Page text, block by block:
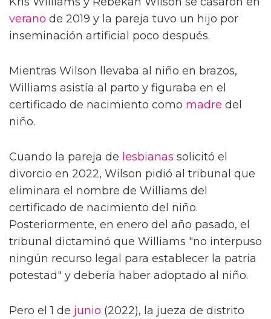
verano de 2019 y la pareja tuvo un hijo por
inseminación artificial poco después.
Mientras Wilson llevaba al niño en brazos,
Williams asistía al parto y figuraba en el
certificado de nacimiento como madre del
niño.
Cuando la pareja de lesbianas solicitó el
divorcio en 2022, Wilson pidió al tribunal que
eliminara el nombre de Williams del
certificado de nacimiento del niño.
Posteriormente, en enero del año pasado, el
tribunal dictaminó que Williams "no interpuso
ningún recurso legal para establecer la patria
potestad" y debería haber adoptado al niño.
Pero el 1 de junio (2022), la jueza de distrito